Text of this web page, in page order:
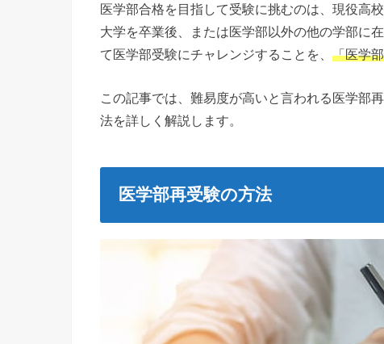
医学部合格を目指して受験に挑むのは、現役高
大学を卒業後、または医学部以外の他の学部に
て医学部受験にチャレンジすることを、 「医学
この記事では、難易度が高いと言われる医学部
法を詳しく解説します。
医学部再受験の方法